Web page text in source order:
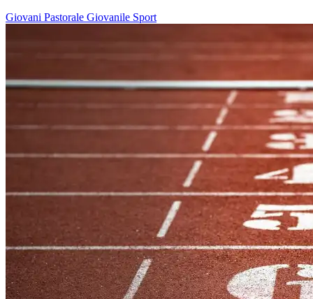
Giovani Pastorale Giovanile Sport